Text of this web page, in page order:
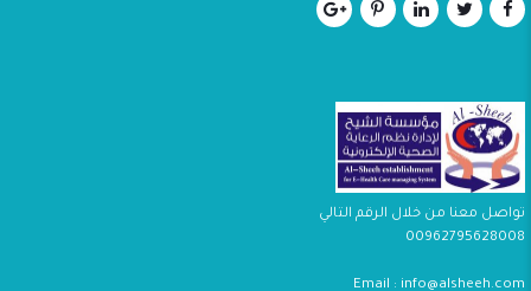
تواصل معنا من خلال الرقم التالي
00962795628008
Email : info@alsheeh.com